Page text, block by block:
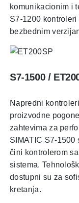
komunikacionim i
S7-1200
bezbednim
S7-1500 /
Napredni
proizvodne
zahtevima za
SIMATIC S7-1500
čini kontrolerom
sistema.
dostupni su za
kretanja.